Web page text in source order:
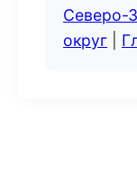
Северо-
округ